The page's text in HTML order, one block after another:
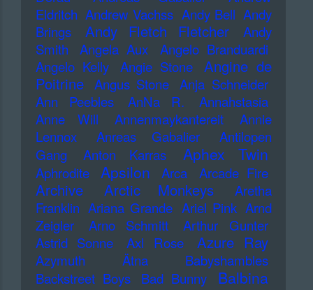
Eldritch Andrew Vachss Andy Bell Andy
Brings
Andy Fletch Fletcher
Andy
Smith
Angela Aux
Angelo Branduardi
Angelo Kelly
Angie Stone
Angine de
Poitrine Angus Stone Anja Schneider
Ann Peebles
AnNa R.
Annahstasia
Anne Will
Annenmaykantereit
Annie
Lennox
Anreas Gabalier
Antilopen
Gang
Anton Karras Aphex Twin
Aphrodite Apsilon Arca Arcade Fire
Archive Arctic Monkeys
Aretha
Franklin Ariana Grande Ariel Pink Arnd
Zeigler
Arno Schmitt
Arthur Gunter
Astrid Sonne
Axl Rose Azure Ray
Azymuth Ätna
Babyshambles
Backstreet Boys
Bad Bunny Balbina